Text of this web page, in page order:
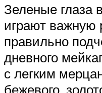
Зеленые глаза
играют важную
правильно
дневного
с легким
бежевого,